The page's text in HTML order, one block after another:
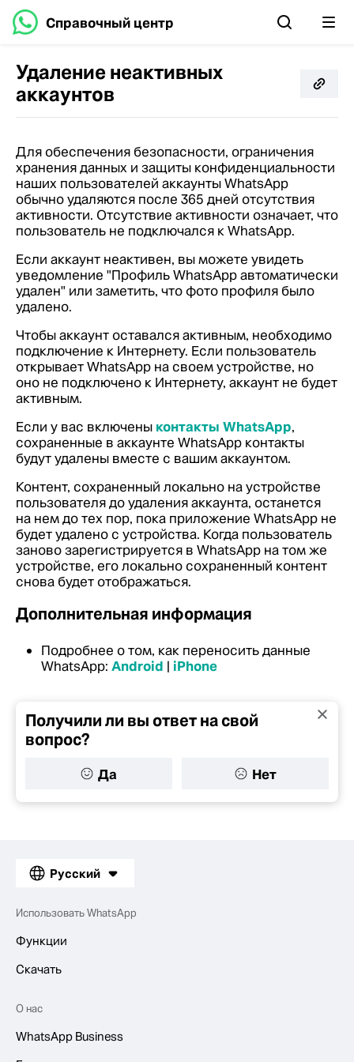
Справочный центр
Удаление неактивных
аккаунтов
Для обеспечения безопасности, ограничения
хранения данных и защиты конфиденциальности
наших пользователей аккаунты WhatsApp
обычно удаляются после 365 дней отсутствия
активности. Отсутствие активности означает, что
пользователь не подключался к WhatsApp.
Если аккаунт неактивен, вы можете увидеть
уведомление "Профиль WhatsApp автоматически
удален" или заметить, что фото профиля было
удалено.
Чтобы аккаунт оставался активным, необходимо
подключение к Интернету. Если пользователь
открывает WhatsApp на своем устройстве, но
оно не подключено к Интернету, аккаунт не будет
активным.
Если у вас включены контакты WhatsApp,
сохраненные в аккаунте WhatsApp контакты
будут удалены вместе с вашим аккаунтом.
Контент, сохраненный локально на устройстве
пользователя до удаления аккаунта, останется
на нем до тех пор, пока приложение WhatsApp не
будет удалено с устройства. Когда пользователь
заново зарегистрируется в WhatsApp на том же
устройстве, его локально сохраненный контент
снова будет отображаться.
Дополнительная информация
Подробнее о том, как переносить данные
WhatsApp: Android | iPhone
Получили ли вы ответ на свой
вопрос?
Да Нет
Русский
Использовать WhatsApp
Функции
Скачать
О нас
WhatsApp Business